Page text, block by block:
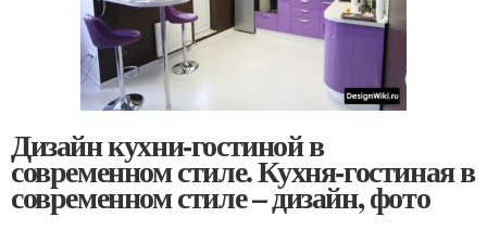
Дизайн кухни-гостиной в
современном стиле. Кухня-гостиная в
современном стиле – дизайн, фото